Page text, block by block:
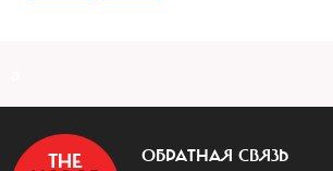
ОБРАТНАЯ СВЯЗЬ